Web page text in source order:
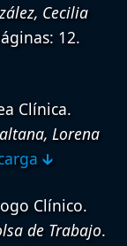
Cecilia
12.
Clínica.
Lorena
🡳
Clínico.
de Trabajo.